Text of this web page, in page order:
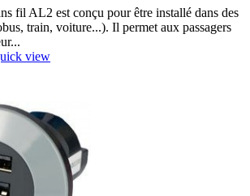
fil AL2 est conçu pour être installé dans des
train, voiture...). Il permet aux passagers
view